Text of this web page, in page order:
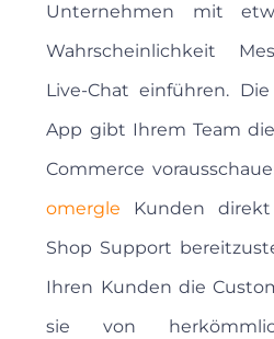
Unternehmen mit
Wahrscheinlichkeit
Live-Chat einführen.
App gibt Ihrem Team
Commerce
omergle Kunden
Shop Support
Ihren Kunden die
sie von